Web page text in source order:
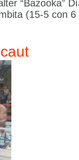
“Bazooka”
(15-5 con